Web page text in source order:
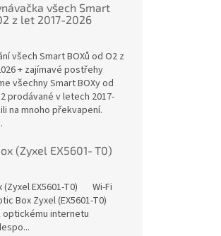
všech Smart
z let 2017-2026
všech Smart BOXů od O2 z
+ zajímavé postřehy
všechny Smart BOXy od
prodávané v letech 2017-
na mnoho překvapení.
(Zyxel EX5601‑T0)
(Zyxel EX5601‑T0) Wi-Fi
Box Zyxel (EX5601-T0)
optickému internetu